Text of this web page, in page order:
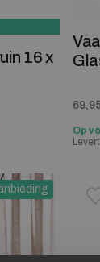
16 x
was: 26,95.
Op
verlanglijstje
verlanglijst